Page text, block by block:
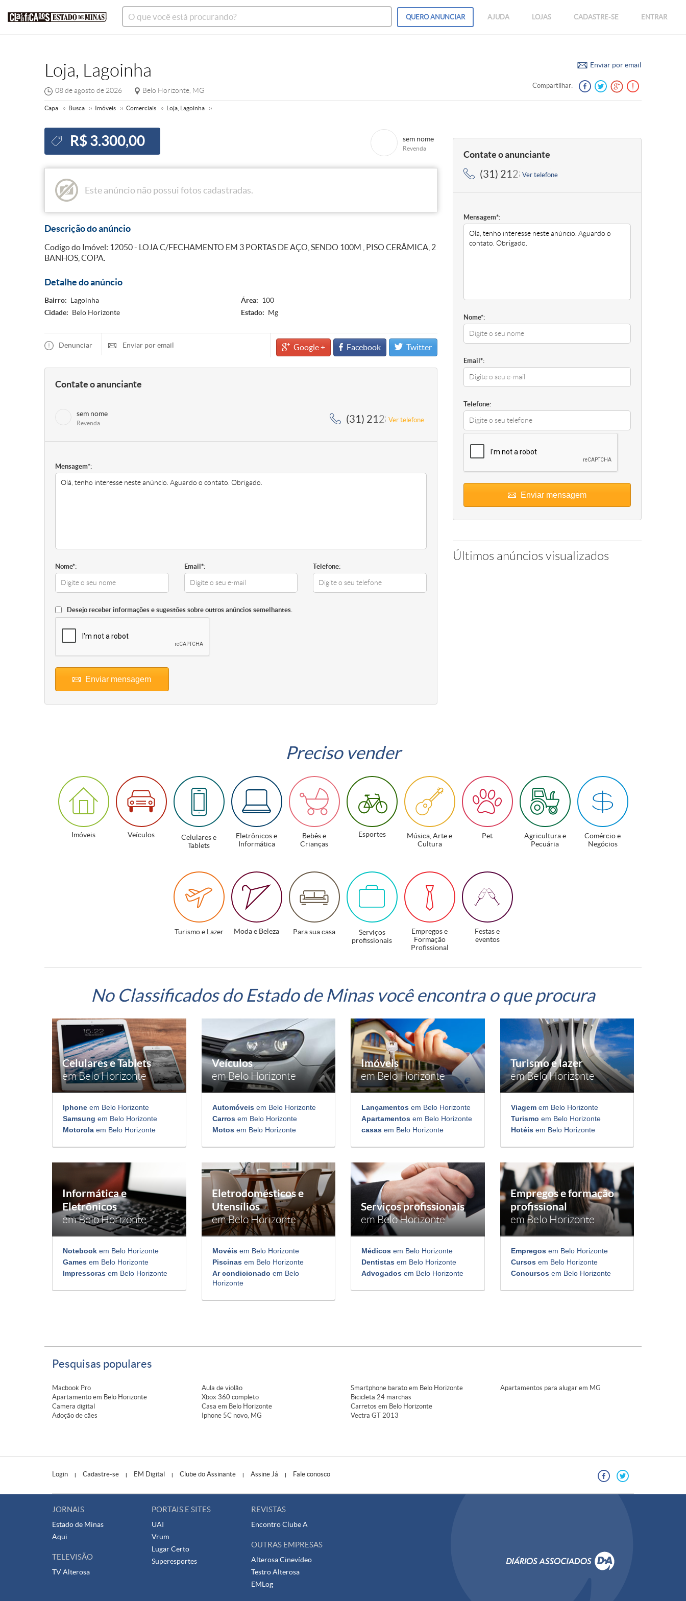
QUEROANUNCIAR AJUDA LOJAS CADASTRE-SE ENTRAR
Loja, Lagoinha
08 de agosto de 2026 Belo Horizonte, MG
Enviar por email
Compartilhar:
Capa Busca Imóveis Comerciais Loja, Lagoinha
R$ 3.300,00 sem nome
Revenda
Este anúncio não possui fotos cadastradas.
Descrição do anúncio
Codigo do Imóvel: 12050 - LOJA C/FECHAMENTO EM 3 PORTAS DE AÇO, SENDO 100M , PISO CERÂMICA, 2
BANHOS, COPA.
Detalhe do anúncio
Bairro: Lagoinha Área: 100
Cidade: Belo Horizonte Estado: Mg
Denunciar Enviar por email Google + Facebook Twitter
Contate o anunciante
sem nome
Revenda (31) 2128-5959, (31) 2128-5959
Ver telefone
Mensagem*:
Nome*: Email*: Telefone:
Desejo receber informações e sugestões sobre outros anúncios semelhantes.
Enviar mensagem
Contate o anunciante
(31) 2128-5959, (31) 2128-5959
Ver telefone
Mensagem*:
Nome*:
Email*:
Telefone:
Enviar mensagem
Últimos anúncios visualizados
Preciso vender
Imóveis Veículos
Celulares e
Tablets
Eletrônicos e
Informática
Bebês e
Crianças
Esportes
Música, Arte e
Cultura
Pet
Agricultura e
Pecuária
Comércio e
Negócios
Turismo e Lazer Moda e Beleza Para sua casa
Serviços
profissionais
Empregos e
Formação
Profissional
Festas e
eventos
No Classificados do Estado de Minas você encontra o que procura
Celulares e Tablets
em Belo Horizonte
Iphone em Belo Horizonte
Samsung em Belo Horizonte
Motorola em Belo Horizonte
Veículos
em Belo Horizonte
Automóveisem Belo Horizonte
Carrosem Belo Horizonte
Motosem Belo Horizonte
Imóveis
em Belo Horizonte
Lançamentos em Belo Horizonte
Apartamentos em Belo Horizonte
casas em Belo Horizonte
Turismo e lazer
em Belo Horizonte
Viagemem Belo Horizonte
Turismo em Belo Horizonte
Hotéisem Belo Horizonte
Informática e
Eletrônicos
em Belo Horizonte
Notebook em Belo Horizonte
Games em Belo Horizonte
Impressoras em Belo Horizonte
Eletrodomésticos e
Utensílios
em Belo Horizonte
Movéisem Belo Horizonte
Piscinasem Belo Horizonte
Ar condicionado em Belo
Horizonte
Serviços profissionais
em Belo Horizonte
Médicos em Belo Horizonte
Dentistas em Belo Horizonte
Advogados em Belo Horizonte
Empregos e formação
profissional
em Belo Horizonte
Empregosem Belo Horizonte
Cursosem Belo Horizonte
Concursosem Belo Horizonte
Pesquisas populares
Macbook Pro
Apartamento em Belo Horizonte
Camera digital
Adoção de cães
Aula de violão
Xbox 360 completo
Casa em Belo Horizonte
Iphone 5C novo, MG
Smartphone barato em Belo Horizonte
Bicicleta 24 marchas
Carretos em Belo Horizonte
Vectra GT 2013
Apartamentos para alugar em MG
Login | Cadastre-se | EM Digital | Clube do Assinante | Assine Já | Fale conosco
JORNAIS
Estado de Minas
Aqui
TELEVISÃO
TV Alterosa
PORTAIS E SITES
UAI
Vrum
Lugar Certo
Superesportes
REVISTAS
EncontroClube A
OUTRAS EMPRESAS
Alterosa Cinevídeo
Testro Alterosa
EMLog